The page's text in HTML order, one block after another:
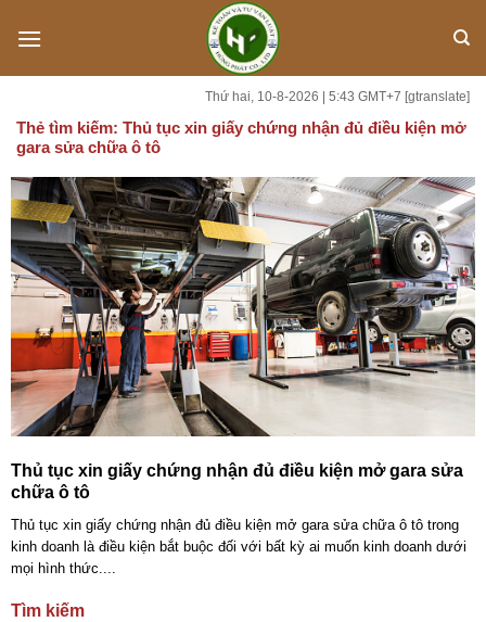
Thứ hai, 10-8-2026 | 5:43 GMT+7 [gtranslate]
Thẻ tìm kiếm: Thủ tục xin giấy chứng nhận đủ điều kiện mở
gara sửa chữa ô tô
Thủ tục xin giấy chứng nhận đủ điều kiện mở gara sửa
chữa ô tô
Thủ tục xin giấy chứng nhận đủ điều kiện mở gara sửa chữa ô tô trong
kinh doanh là điều kiện bắt buộc đối với bất kỳ ai muốn kinh doanh dưới
mọi hình thức....
Tìm kiếm